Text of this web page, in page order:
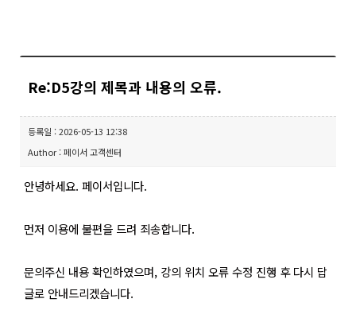
Re:D5강의 제목과 내용의 오류.
등록일 : 2026-05-13 12:38
Author : 페이서 고객센터
안녕하세요. 페이서입니다.
먼저 이용에 불편을 드려 죄송합니다.
문의주신 내용 확인하였으며, 강의 위치 오류 수정 진행 후 다시 답
글로 안내드리겠습니다.